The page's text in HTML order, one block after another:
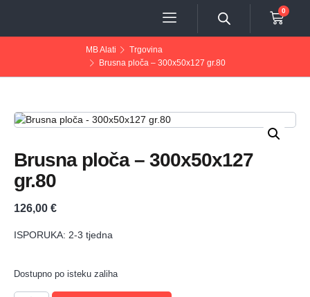
0
MB Alati
Trgovina
Brusna ploča – 300x50x127 gr.80
Brusna ploča – 300x50x127
gr.80
126,00 €
ISPORUKA: 2-3 tjedna
Dostupno po isteku zaliha